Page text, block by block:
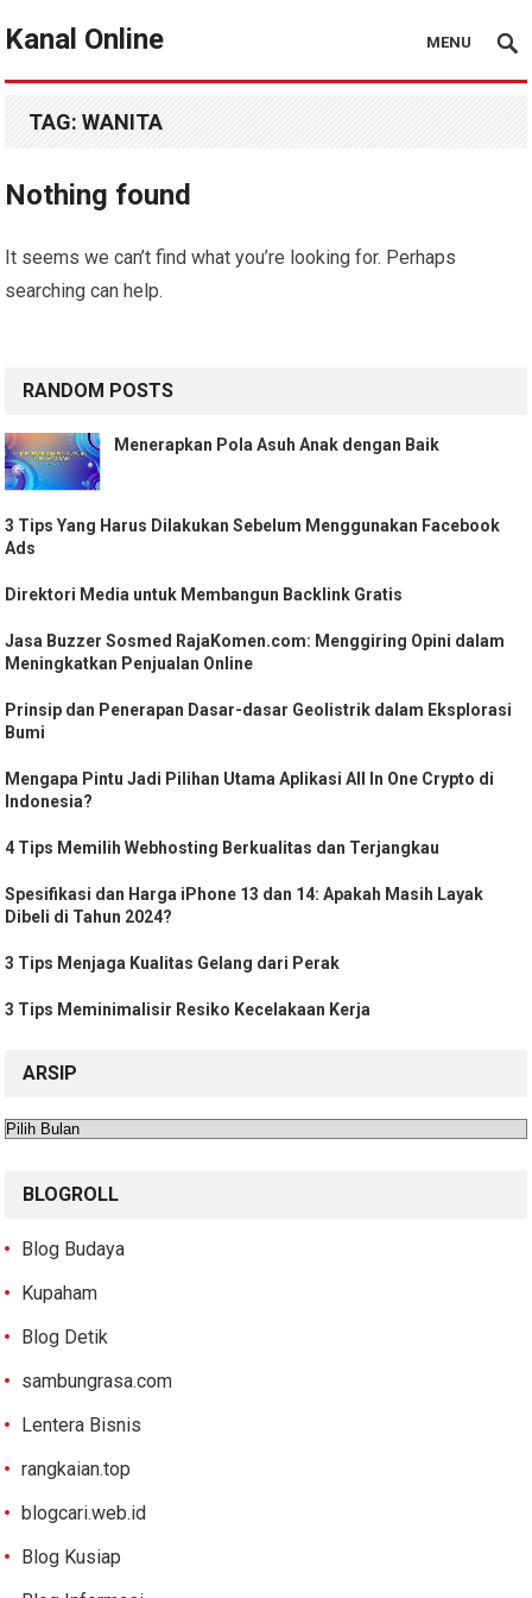
Kanal Online MENU
TAG:WANITA
Nothing found
It seems we can’t find what you’re looking for. Perhaps
searching can help.
RANDOM POSTS
Menerapkan Pola Asuh Anak dengan Baik
3 Tips Yang Harus Dilakukan Sebelum Menggunakan Facebook
Ads
Direktori Media untuk Membangun Backlink Gratis
Jasa Buzzer Sosmed RajaKomen.com: Menggiring Opini dalam
Meningkatkan Penjualan Online
Prinsip dan Penerapan Dasar-dasar Geolistrik dalam Eksplorasi
Bumi
Mengapa Pintu Jadi Pilihan Utama Aplikasi All In One Crypto di
Indonesia?
4 Tips Memilih Webhosting Berkualitas dan Terjangkau
Spesifikasi dan Harga iPhone 13 dan 14: Apakah Masih Layak
Dibeli di Tahun 2024?
3 Tips Menjaga Kualitas Gelang dari Perak
3 Tips Meminimalisir Resiko Kecelakaan Kerja
ARSIP
Arsip
BLOGROLL
Blog Budaya
Kupaham
Blog Detik
sambungrasa.com
Lentera Bisnis
rangkaian.top
blogcari.web.id
Blog Kusiap